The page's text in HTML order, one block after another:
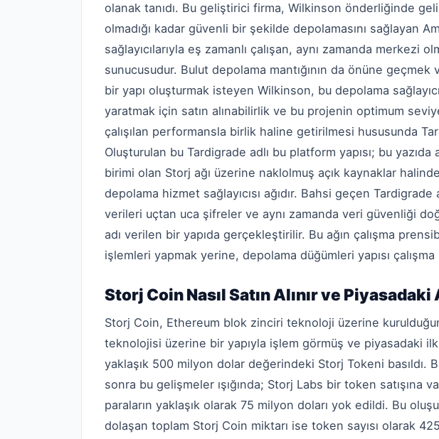
olanak tanıdı. Bu geliştirici firma, Wilkinson önderliğinde
olmadığı kadar güvenli bir şekilde depolamasını sağlayan
sağlayıcılarıyla eş zamanlı çalışan, aynı zamanda merkezi
sunucusudur. Bulut depolama mantığının da önüne geçmek
bir yapı oluşturmak isteyen Wilkinson, bu depolama
yaratmak için satın alınabilirlik ve bu projenin optimum
çalışılan performansla birlik haline getirilmesi hususunda
Oluşturulan bu Tardigrade adlı bu platform yapısı; bu
birimi olan Storj ağı üzerine naklolmuş açık kaynaklar
depolama hizmet sağlayıcısı ağıdır. Bahsi geçen Tardigrade
verileri uçtan uca şifreler ve aynı zamanda veri güvenliği
adı verilen bir yapıda gerçekleştirilir. Bu ağın çalışma
işlemleri yapmak yerine, depolama düğümleri yapısı çalışma
Storj Coin Nasıl Satın Alınır ve Piyasadaki
Storj Coin, Ethereum blok zinciri teknoloji üzerine
teknolojisi üzerine bir yapıyla işlem görmüş ve piyasadaki ilk
yaklaşık 500 milyon dolar değerindeki Storj Tokeni basıldı.
sonra bu gelişmeler ışığında; Storj Labs bir token satışına
paraların yaklaşık olarak 75 milyon doları yok edildi. Bu
dolaşan toplam Storj Coin miktarı ise token sayısı olarak